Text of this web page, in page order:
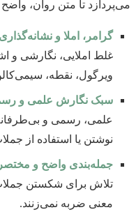
می‌پردازد تا متن روان،
گرامر، املا و
غلط املایی، نگارشی و
ویرگول، نقطه،
سبک نگارش علمی و
علمی، رسمی و
نوشتن یا استفاده از
جمله‌بندی واضح و
تلاش برای شکستن
معنی ضربه نمی‌زنند.